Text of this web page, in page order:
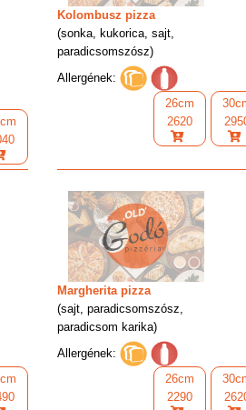
Kolombusz pizza
(sonka, kukorica, sajt,
paradicsomszósz)
Allergének:
26cm
2620
Margherita pizza
(sajt, paradicsomszósz,
paradicsom karika)
Allergének:
26cm
2290